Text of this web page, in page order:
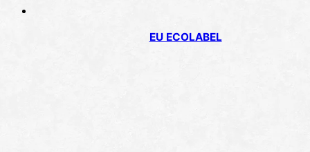
EU ECOLABEL